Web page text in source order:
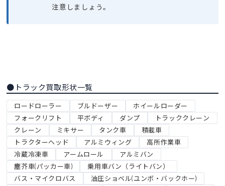
注意しましょう。
●トラック買取形状一覧
ロードローラー ブルドーザー
ホイールローダー
フォークリフト
平ボディ ダンプ
トラッククレーン
クレーン
ミキサー タンク車
積載車
トラクターヘッド
アルミウィング
高所作業車
冷蔵冷凍車
アームロール
アルミバン
塵芥車(パッカー車)
乗用車バン（ライトバン）
バス・マイクロバス
油圧ショベル(ユンボ・バックホー)